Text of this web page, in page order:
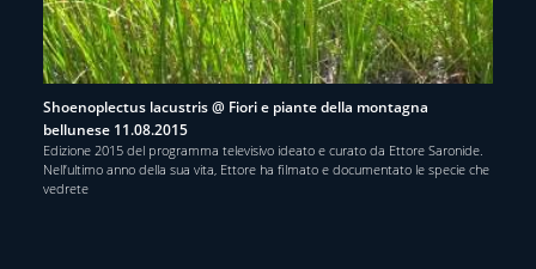
Shoenoplectus lacustris @ Fiori e piante della montagna
bellunese 11.08.2015
Edizione 2015 del programma televisivo ideato e curato da Ettore Saronide.
Nell’ultimo anno della sua vita, Ettore ha filmato e documentato le specie che
vedrete